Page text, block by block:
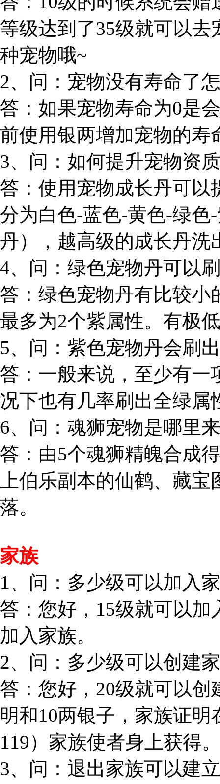
等级达到了35级就可以
种宠物哦~
2、问：宠物没有寿命了
答：如果宠物寿命为0是
前使用银两增加宠物的寿
3、问：如何提升宠物资
答：使用宠物成长丹可以
分为白色-蓝色-黄色-绿色
丹），越高级的成长丹洗
4、问：绿色宠物丹可以
答：绿色宠物丹有比较小
最多为2个紫属性。有极
5、问：紫色宠物丹会刷
答：一般来说，至少有一
况下也有几率刷出全绿属
6、问：魂狮宠物是哪里
答：由5个魂狮精魄合成
上伯乐副本的仙鹤、藏
落。
家族
1、问：多少级可以加入
答：您好，15级就可以
加入家族。
2、问：多少级可以创建
答：您好，20级就可以
明和10两银子，家族证
119）家族使者身上获得
3、问：退出家族可以建